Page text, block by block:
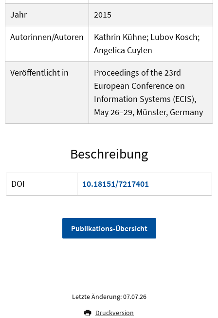
Jahr
2015
Autorinnen/Autoren
Kathrin Kühne; Lubov Kosch;
Angelica Cuylen
Veröffentlicht in
Proceedings of the 23rd
European Conference on
Information Systems (ECIS),
May 26–29, Münster, Germany
Beschreibung
DOI 10.18151/7217401
Publikations-Übersicht
Letzte Änderung: 07.07.26
Druckversion